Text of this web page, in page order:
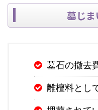
墓じ
墓石の撤去
離檀料とし